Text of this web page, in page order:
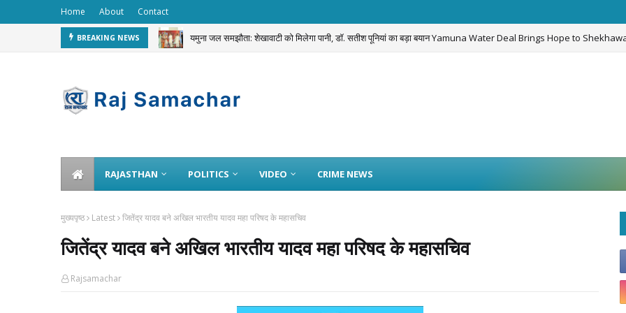
Home About Contact
BREAKING NEWS
यमुना जल समझौता: शेखावाटी को मिलेगा पानी, डॉ. सतीश पूनियां का बड़ा बयान Yamuna Water Deal Brings Hope to
6 जुलाई को ही दबोचे गए करीब 20 हजार नियम तोड़ने वाले
RAJASTHAN POLITICS VIDEO CRIME NEWS
मुख्यपृष्ठ Latest जितेंद्र यादव बने अखिल भारतीय यादव महा परिषद के महासचिव
जितेंद्र यादव बने अखिल भारतीय यादव महा परिषद के महासचिव
Rajsamachar